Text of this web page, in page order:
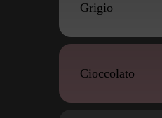
Grigio
Cioccolato